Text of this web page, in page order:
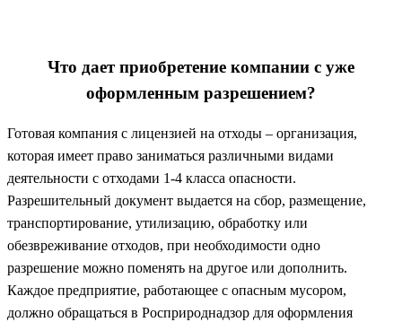
Что дает приобретение компании с уже
оформленным разрешением?
Готовая компания с лицензией на отходы – организация,
которая имеет право заниматься различными видами
деятельности с отходами 1-4 класса опасности.
Разрешительный документ выдается на сбор, размещение,
транспортирование, утилизацию, обработку или
обезвреживание отходов, при необходимости одно
разрешение можно поменять на другое или дополнить.
Каждое предприятие, работающее с опасным мусором,
должно обращаться в Росприроднадзор для оформления